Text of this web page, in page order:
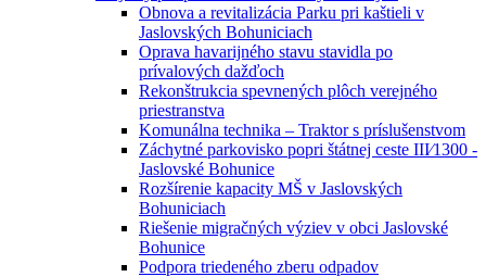
Obnova a revitalizácia Parku pri kaštieli v
Jaslovských Bohuniciach
Oprava havarijného stavu stavidla po
prívalových dažďoch
Rekonštrukcia spevnených plôch verejného
priestranstva
Komunálna technika – Traktor s príslušenstvom
Záchytné parkovisko popri štátnej ceste III⁄1300 -
Jaslovské Bohunice
Rozšírenie kapacity MŠ v Jaslovských
Bohuniciach
Riešenie migračných výziev v obci Jaslovské
Bohunice
Podpora triedeného zberu odpadov